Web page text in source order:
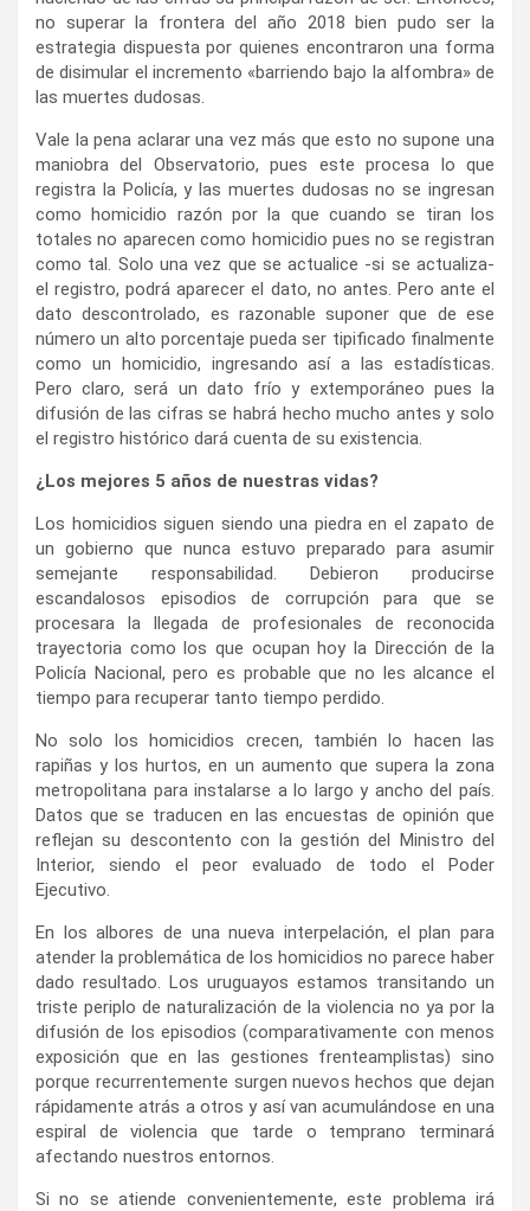
no superar la frontera del año 2018 bien pudo ser la
estrategia dispuesta por quienes encontraron una forma
de disimular el incremento «barriendo bajo la alfombra» de
las muertes dudosas.
Vale la pena aclarar una vez más que esto no supone una
maniobra del Observatorio, pues este procesa lo que
registra la Policía, y las muertes dudosas no se ingresan
como homicidio razón por la que cuando se tiran los
totales no aparecen como homicidio pues no se registran
como tal. Solo una vez que se actualice -si se actualiza-
el registro, podrá aparecer el dato, no antes. Pero ante el
dato descontrolado, es razonable suponer que de ese
número un alto porcentaje pueda ser tipificado finalmente
como un homicidio, ingresando así a las estadísticas.
Pero claro, será un dato frío y extemporáneo pues la
difusión de las cifras se habrá hecho mucho antes y solo
el registro histórico dará cuenta de su existencia.
¿Los mejores 5 años de nuestras vidas?
Los homicidios siguen siendo una piedra en el zapato de
un gobierno que nunca estuvo preparado para asumir
semejante responsabilidad. Debieron producirse
escandalosos episodios de corrupción para que se
procesara la llegada de profesionales de reconocida
trayectoria como los que ocupan hoy la Dirección de la
Policía Nacional, pero es probable que no les alcance el
tiempo para recuperar tanto tiempo perdido.
No solo los homicidios crecen, también lo hacen las
rapiñas y los hurtos, en un aumento que supera la zona
metropolitana para instalarse a lo largo y ancho del país.
Datos que se traducen en las encuestas de opinión que
reflejan su descontento con la gestión del Ministro del
Interior, siendo el peor evaluado de todo el Poder
Ejecutivo.
En los albores de una nueva interpelación, el plan para
atender la problemática de los homicidios no parece haber
dado resultado. Los uruguayos estamos transitando un
triste periplo de naturalización de la violencia no ya por la
difusión de los episodios (comparativamente con menos
exposición que en las gestiones frenteamplistas) sino
porque recurrentemente surgen nuevos hechos que dejan
rápidamente atrás a otros y así van acumulándose en una
espiral de violencia que tarde o temprano terminará
afectando nuestros entornos.
Si no se atiende convenientemente, este problema irá